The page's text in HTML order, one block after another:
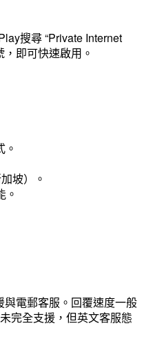
搜尋 “Private Internet
即可快速啟用。
坡）。
。
電郵客服。回覆速度一般
完全支援，但英文客服態